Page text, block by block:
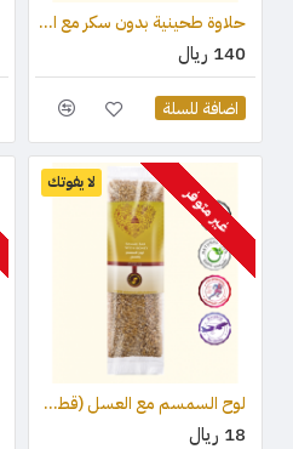
حلاوة طحينية بدون سكر مع المحليات (ستيفيا) والكاكاو 450 جرام
140 ريال
اضافة للسلة
لا يفوتك
غير متوفر
لوح السمسم مع العسل (قطعة واحدة ) 75 جرام
18 ريال